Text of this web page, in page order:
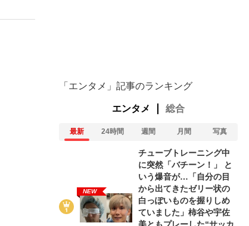
「エンタメ」記事のランキング
エンタメ 総合
最新 24時間 週間 月間 写真
NEW
チューブトレーニング中
に突然「バチーン！」 と
いう爆音が…「自分の目
から出てきたゼリー状の
白っぽいものを握りしめ
ていました」柿谷や宇佐
美ともプレーした“サッカ